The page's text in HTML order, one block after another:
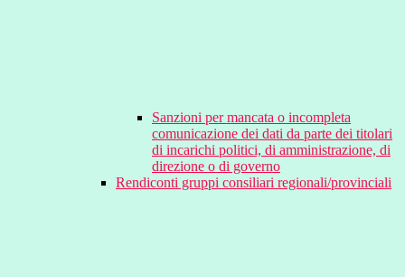
Sanzioni per mancata o incompleta
comunicazione dei dati da parte dei titolari
di incarichi politici, di amministrazione, di
direzione o di governo
Rendiconti gruppi consiliari regionali/provinciali